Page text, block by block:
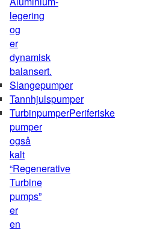
legering
og
er
dynamisk
balansert.
Slangepumper
Tannhjulspumper
TurbinpumperPeriferiske
pumper
også
kalt
“Regenerative
Turbine
pumps”
er
en